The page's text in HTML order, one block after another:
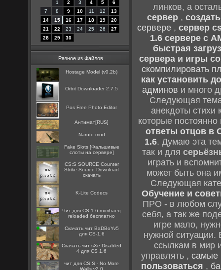
1
2 3 4 5
6
7
8 9 10 11 12
13
14
15 16 17 18 19
20
21
22 23 24 25 26
27
28
29 30
Разное из Файлов
Hostage Model (v0.2b)
Orbit Downloader 2.7.5
Pos Free Photo Editor
Антимат[RUS]
Naruto mod
Fake Slots [Фальшивые
слоты на сервере]
CS:S SOURCE Counter
Strike Source Download
скачать
K-Lite Codecs
Чит для CS-1.6 morihaeq
reloaded бесплатно
Скачать чит BaDBoYv5
для CS-1.6
Скачать чит sXe Disabled
4 для CS 1.6
чит для CS:S - No More
Walls v2.0
линков, а
сервер ,
сервере ,сервер
1.6 сервере с
быстрая
сервера и игры
скомпилировать
как установить
админов и много
Следующая
анекдоты
которые
ответы отцов в
1.6. Думаю эта
так и для
играть и
может быть она
Следующая
Обучение и
ПРО - в любом
себя, а так же
игре мало,
нужной ситуации.
ссылкам в мир
управлять , самые
пользоваться ,